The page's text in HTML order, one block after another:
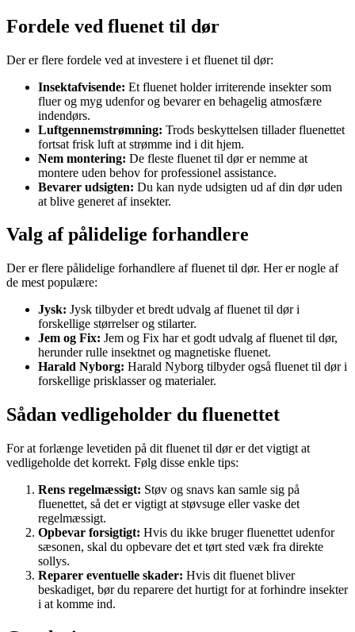
Fordele ved fluenet til dør
Der er flere fordele ved at investere i et fluenet til dør:
Insektafvisende: Et fluenet holder irriterende insekter som
fluer og myg udenfor og bevarer en behagelig atmosfære
indendørs.
Luftgennemstrømning: Trods beskyttelsen tillader fluenettet
fortsat frisk luft at strømme ind i dit hjem.
Nem montering: De fleste fluenet til dør er nemme at
montere uden behov for professionel assistance.
Bevarer udsigten: Du kan nyde udsigten ud af din dør uden
at blive generet af insekter.
Valg af pålidelige forhandlere
Der er flere pålidelige forhandlere af fluenet til dør. Her er nogle af
de mest populære:
Jysk: Jysk tilbyder et bredt udvalg af fluenet til dør i
forskellige størrelser og stilarter.
Jem og Fix: Jem og Fix har et godt udvalg af fluenet til dør,
herunder rulle insektnet og magnetiske fluenet.
Harald Nyborg: Harald Nyborg tilbyder også fluenet til dør i
forskellige prisklasser og materialer.
Sådan vedligeholder du fluenettet
For at forlænge levetiden på dit fluenet til dør er det vigtigt at
vedligeholde det korrekt. Følg disse enkle tips:
Rens regelmæssigt: Støv og snavs kan samle sig på
fluenettet, så det er vigtigt at støvsuge eller vaske det
regelmæssigt.
Opbevar forsigtigt: Hvis du ikke bruger fluenettet udenfor
sæsonen, skal du opbevare det et tørt sted væk fra direkte
sollys.
Reparer eventuelle skader: Hvis dit fluenet bliver
beskadiget, bør du reparere det hurtigt for at forhindre insekter
i at komme ind.